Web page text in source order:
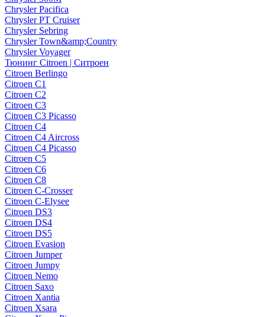
Chrysler Pacifica
Chrysler PT Cruiser
Chrysler Sebring
Chrysler Town&amp;Country
Chrysler Voyager
Тюнинг Citroen | Ситроен
Citroen Berlingo
Citroen C1
Citroen C2
Citroen C3
Citroen C3 Picasso
Citroen C4
Citroen C4 Aircross
Citroen C4 Picasso
Citroen C5
Citroen C6
Citroen C8
Citroen C-Crosser
Citroen C-Elysee
Citroen DS3
Citroen DS4
Citroen DS5
Citroen Evasion
Citroen Jumper
Citroen Jumpy
Citroen Nemo
Citroen Saxo
Citroen Xantia
Citroen Xsara